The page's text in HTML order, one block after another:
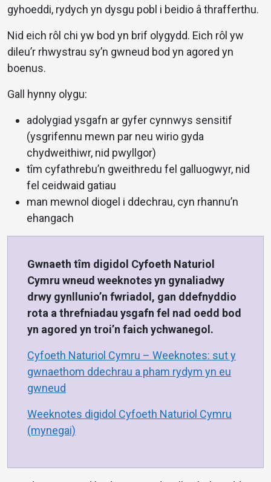
gyhoeddi, rydych yn dysgu pobl i beidio â thrafferthu.
Nid eich rôl chi yw bod yn brif olygydd. Eich rôl yw
dileu’r rhwystrau sy’n gwneud bod yn agored yn
boenus.
Gall hynny olygu:
adolygiad ysgafn ar gyfer cynnwys sensitif
(ysgrifennu mewn par neu wirio gyda
chydweithiwr, nid pwyllgor)
tîm cyfathrebu’n gweithredu fel galluogwyr, nid
fel ceidwaid gatiau
man mewnol diogel i ddechrau, cyn rhannu’n
ehangach
Gwnaeth tîm digidol Cyfoeth Naturiol
Cymru wneud weeknotes yn gynaliadwy
drwy gynllunio’n fwriadol, gan ddefnyddio
rota a threfniadau ysgafn fel nad oedd bod
yn agored yn troi’n faich ychwanegol.
Cyfoeth Naturiol Cymru – Weeknotes: sut y
gwnaethom ddechrau a pham rydym yn eu
gwneud
Weeknotes digidol Cyfoeth Naturiol Cymru
(mynegai)